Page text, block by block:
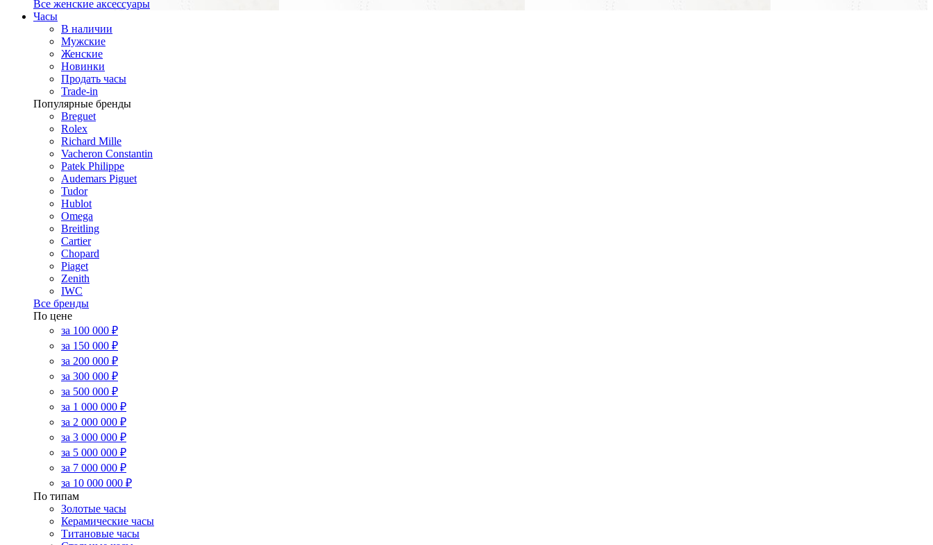
Все женские аксессуары
Часы
В наличии
Мужские
Женские
Новинки
Продать часы
Trade-in
Популярные бренды
Breguet
Rolex
Richard Mille
Vacheron Constantin
Patek Philippe
Audemars Piguet
Tudor
Hublot
Omega
Breitling
Cartier
Chopard
Piaget
Zenith
IWC
Все бренды
По цене
за 100 000 ₽
за 150 000 ₽
за 200 000 ₽
за 300 000 ₽
за 500 000 ₽
за 1 000 000 ₽
за 2 000 000 ₽
за 3 000 000 ₽
за 5 000 000 ₽
за 7 000 000 ₽
за 10 000 000 ₽
По типам
Золотые часы
Керамические часы
Титановые часы